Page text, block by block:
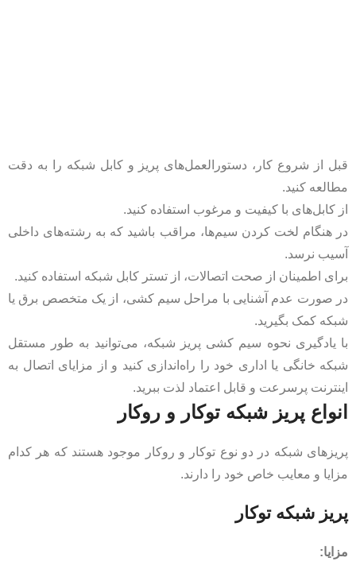
قبل از شروع کار، دستورالعمل‌های پریز و کابل شبکه را به دقت
مطالعه کنید.
از کابل‌های با کیفیت و مرغوب استفاده کنید.
در هنگام لخت کردن سیم‌ها، مراقب باشید که به رشته‌های داخلی
آسیب نرسد.
برای اطمینان از صحت اتصالات، از تستر کابل شبکه استفاده کنید.
در صورت عدم آشنایی با مراحل سیم کشی، از یک متخصص برق یا
شبکه کمک بگیرید.
با یادگیری نحوه سیم کشی پریز شبکه، می‌توانید به طور مستقل
شبکه خانگی یا اداری خود را راه‌اندازی کنید و از مزایای اتصال به
اینترنت پرسرعت و قابل اعتماد لذت ببرید.
انواع پریز شبکه توکار و روکار
پریزهای شبکه در دو نوع توکار و روکار موجود هستند که هر کدام
مزایا و معایب خاص خود را دارند.
پریز شبکه توکار
مزایا: